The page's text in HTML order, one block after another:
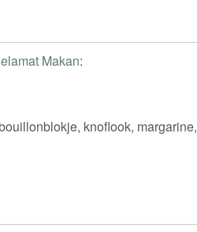
Makan:
knoflook, margarine,